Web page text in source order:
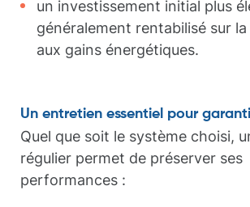
un investissement initial plus
généralement rentabilisé sur
aux gains énergétiques.
Un entretien essentiel pour
Quel que soit le système choisi,
régulier permet de préserver ses
performances :